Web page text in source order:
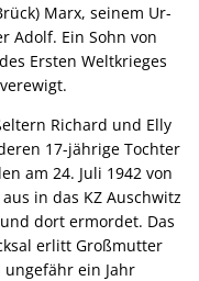
Marx, seinem Ur-
Adolf. Ein Sohn von
Ersten Weltkrieges
Richard und Elly
17-jährige Tochter
am 24. Juli 1942 von
in das KZ Auschwitz
dort ermordet. Das
erlitt Großmutter
ungefähr ein Jahr